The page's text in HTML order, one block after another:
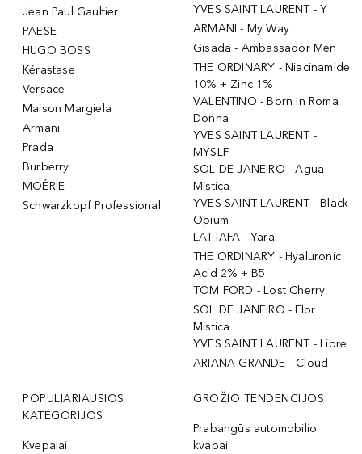
Jean Paul Gaultier
PAESE
HUGO BOSS
Kérastase
Versace
Maison Margiela
Armani
Prada
Burberry
MOÉRIE
Schwarzkopf Professional
YVES SAINT LAURENT - Y
ARMANI - My Way
Gisada - Ambassador Men
THE ORDINARY - Niacinamide
10% + Zinc 1%
VALENTINO - Born In Roma
Donna
YVES SAINT LAURENT -
MYSLF
SOL DE JANEIRO - Agua
Mistica
YVES SAINT LAURENT - Black
Opium
LATTAFA - Yara
THE ORDINARY - Hyaluronic
Acid 2% + B5
TOM FORD - Lost Cherry
SOL DE JANEIRO - Flor
Mistica
YVES SAINT LAURENT - Libre
ARIANA GRANDE - Cloud
POPULIARIAUSIOS
KATEGORIJOS
Kvepalai
GROŽIO TENDENCIJOS
Prabangūs automobilio
kvapai